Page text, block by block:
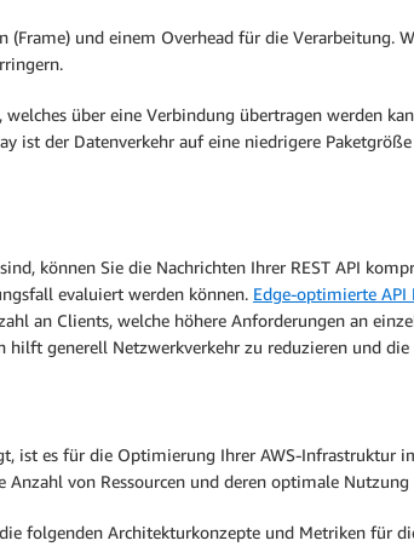
(Frame) und einem Overhead für die
welches über eine Verbindung übertragen werden
ist der Datenverkehr auf eine niedrigere
können Sie die Nachrichten Ihrer REST API
evaluiert werden können. Edge-optimierte API
an Clients, welche höhere Anforderungen an
generell Netzwerkverkehr zu reduzieren und
ist es für die Optimierung Ihrer AWS-Infrastruktur
Anzahl von Ressourcen und deren optimale
folgenden Architekturkonzepte und Metriken für